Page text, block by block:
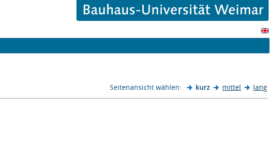
Seitenansicht wählen: kurz mittel lang